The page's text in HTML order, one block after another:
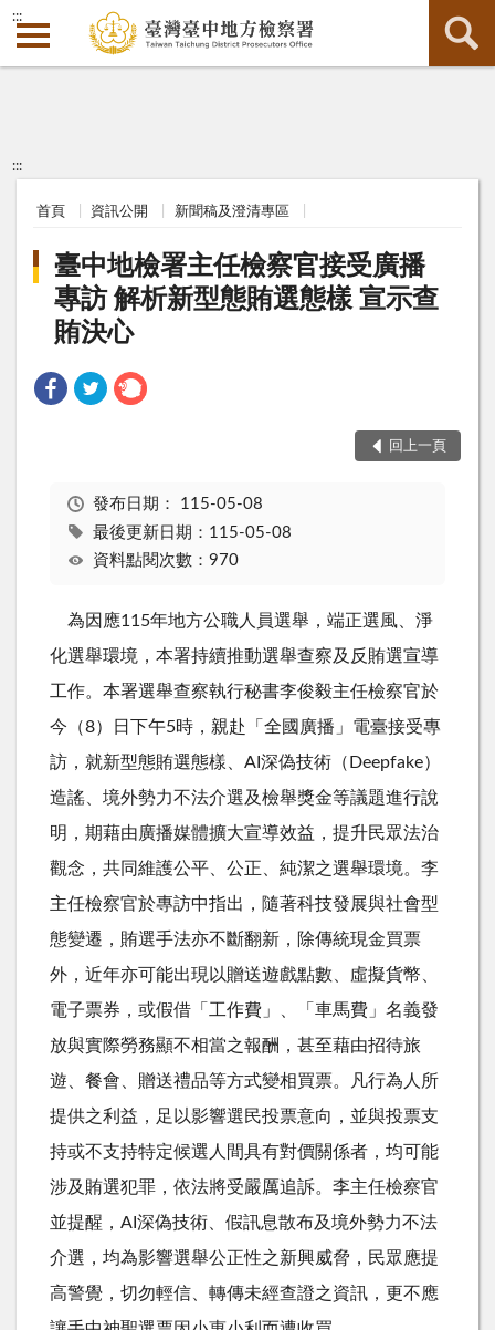
:::
:::
首頁 資訊公開 新聞稿及澄清專區
臺中地檢署主任檢察官接受廣播
專訪 解析新型態賄選態樣 宣示查
賄決心
回上一頁
發布日期： 115-05-08
最後更新日期：115-05-08
資料點閱次數：970
為因應115年地方公職人員選舉，端正選風、淨
化選舉環境，本署持續推動選舉查察及反賄選宣導
工作。本署選舉查察執行秘書李俊毅主任檢察官於
今（8）日下午5時，親赴「全國廣播」電臺接受專
訪，就新型態賄選態樣、 AI 深偽技術（ Deepfake）
造謠、境外勢力不法介選及檢舉獎金等議題進行說
明，期藉由廣播媒體擴大宣導效益，提升民眾法治
觀念，共同維護公平、公正、純潔之選舉環境。李
主任檢察官於專訪中指出，隨著科技發展與社會型
態變遷，賄選手法亦不斷翻新，除傳統現金買票
外，近年亦可能出現以贈送遊戲點數、虛擬貨幣、
電子票券，或假借「工作費」、「車馬費」名義發
放與實際勞務顯不相當之報酬，甚至藉由招待旅
遊、餐會、贈送禮品等方式變相買票。凡行為人所
提供之利益，足以影響選民投票意向，並與投票支
持或不支持特定候選人間具有對價關係者，均可能
涉及賄選犯罪，依法將受嚴厲追訴。李主任檢察官
並提醒， AI 深偽技術、假訊息散布及境外勢力不法
介選，均為影響選舉公正性之新興威脅，民眾應提
高警覺，切勿輕信、轉傳未經查證之資訊，更不應